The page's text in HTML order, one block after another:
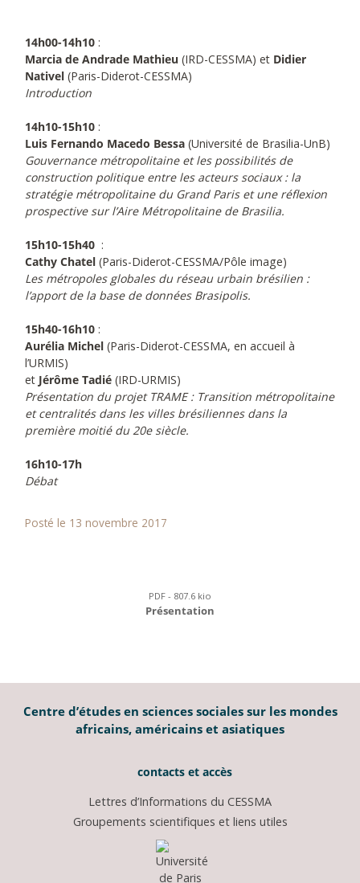
14h00-14h10 :
Marcia de Andrade Mathieu (IRD-CESSMA) et Didier
Nativel (Paris-Diderot-CESSMA)
Introduction
14h10-15h10 :
Luis Fernando Macedo Bessa (Université de Brasilia-UnB)
Gouvernance métropolitaine et les possibilités de
construction politique entre les acteurs sociaux : la
stratégie métropolitaine du Grand Paris et une réflexion
prospective sur l’Aire Métropolitaine de Brasilia.
15h10-15h40 :
Cathy Chatel (Paris-Diderot-CESSMA/Pôle image)
Les métropoles globales du réseau urbain brésilien :
l’apport de la base de données Brasipolis.
15h40-16h10 :
Aurélia Michel (Paris-Diderot-CESSMA, en accueil à
l’URMIS)
et Jérôme Tadié (IRD-URMIS)
Présentation du projet TRAME : Transition métropolitaine
et centralités dans les villes brésiliennes dans la
première moitié du 20e siècle.
16h10-17h
Débat
Posté le 13 novembre 2017
PDF - 807.6 kio
Présentation
Centre d’études en sciences sociales sur les mondes
africains, américains et asiatiques
contacts et accès
Lettres d’Informations du CESSMA
Groupements scientifiques et liens utiles